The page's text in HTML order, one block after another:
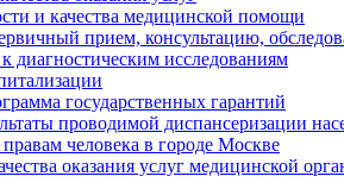
и качества медицинской помощи
прием, консультацию,
диагностическим исследованиям
государственных гарантий
проводимой диспансеризации
человека в городе Москве
оказания услуг медицинской